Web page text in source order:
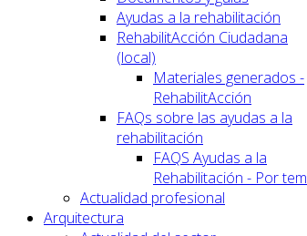
Ayudas a la rehabilitación
RehabilitAcción Ciudadana
(local)
Materiales generados -
RehabilitAcción
FAQs sobre las ayudas a la
rehabilitación
FAQS Ayudas a la
Rehabilitación - Por
Actualidad profesional
Arquitectura